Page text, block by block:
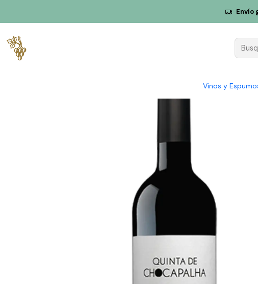
Vinos y
Envío
Quinta de